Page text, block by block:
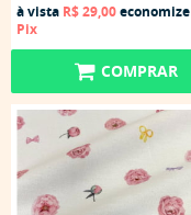
à vista R$ 29,00economize
Pix
COMPRAR